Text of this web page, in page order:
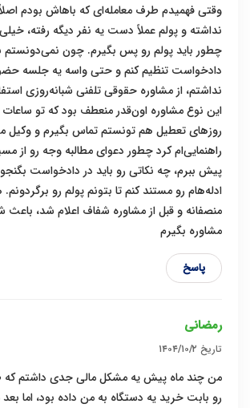
وقتی فهمیدم طرف معامله‌ای که باهاش بودم
نداشته و پولم عملاً دست یه نفر دیگه رفته،
چطور باید پولم رو پس بگیرم. چون نمی‌دونستم
دادخواست تنظیم کنم و حتی واسه یه جلسه
نداشتم، از مشاوره حقوقی تلفنی شبانه‌روزی
این نوع مشاوره اون‌قدر منعطف بود که تو
روزهای تعطیل هم تونستم تماس بگیرم و
راهنمایی‌ام کرد چطور دعوای مطالبه وجه رو از
پیش ببرم، چه نکاتی رو باید در دادخواست
ادله‌هام رو مستند کنم تا بتونم پولم رو
منصفانه و قبل از مشاوره شفاف اعلام شد،
مشاوره بگیرم
پاسخ
رمضانی
تاریخ ۱۴۰۴/۱۰/۲
من چند ماه پیش یه مشکل مالی جدی داشتم که
رو بابت خرید یه دستگاه به من داده بود، اما